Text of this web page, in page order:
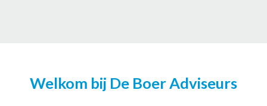
Welkom bij De Boer Adviseurs